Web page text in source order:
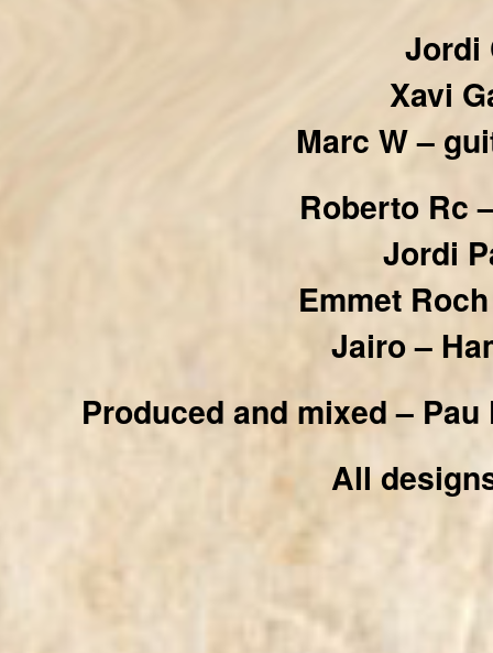
Jordi
Xavi
Marc W –
Roberto Rc
Jordi
Emmet
Jairo –
Produced and mixed –
All